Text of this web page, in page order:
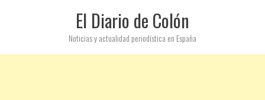
El Diario de Colón
Noticias y actualidad periodística en España